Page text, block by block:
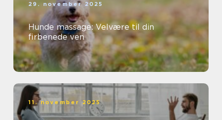
29. november 2025
Hunde massage: Velvære til din
firbenede ven
11. november 2025